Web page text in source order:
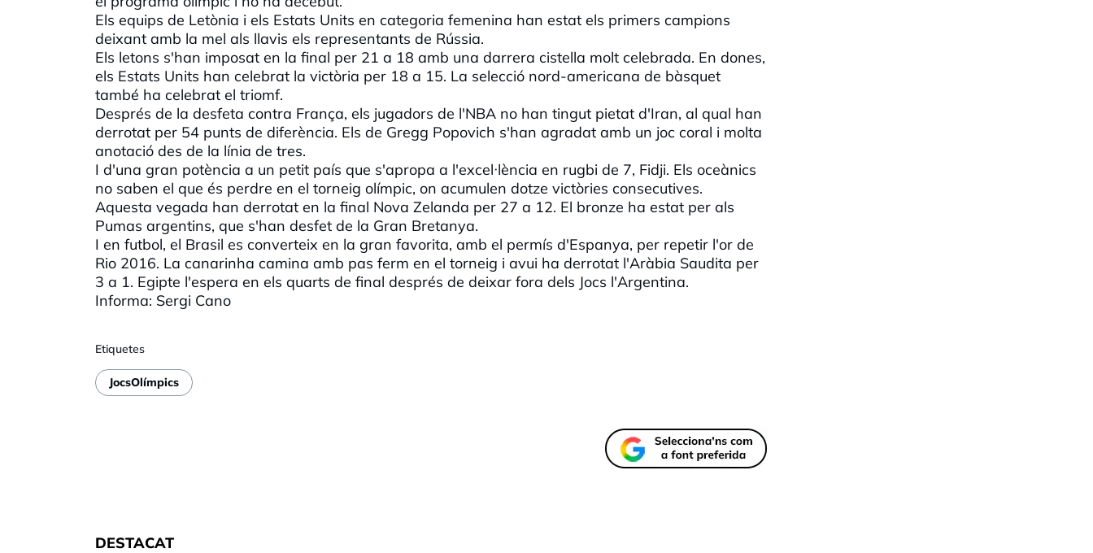
Els equips de Letònia i els Estats Units en categoria femenina han estat els primers campions
deixant amb la mel als llavis els representants de Rússia.
Els letons s'han imposat en la final per 21 a 18 amb una darrera cistella molt celebrada. En dones,
els Estats Units han celebrat la victòria per 18 a 15. La selecció nord-americana de bàsquet
també ha celebrat el triomf.
Després de la desfeta contra França, els jugadors de l'NBA no han tingut pietat d'Iran, al qual han
derrotat per 54 punts de diferència. Els de Gregg Popovich s'han agradat amb un joc coral i molta
anotació des de la línia de tres.
I d'una gran potència a un petit país que s'apropa a l'excel·lència en rugbi de 7, Fidji. Els oceànics
no saben el que és perdre en el torneig olímpic, on acumulen dotze victòries consecutives.
Aquesta vegada han derrotat en la final Nova Zelanda per 27 a 12. El bronze ha estat per als
Pumas argentins, que s'han desfet de la Gran Bretanya.
I en futbol, el Brasil es converteix en la gran favorita, amb el permís d'Espanya, per repetir l'or de
Rio 2016. La canarinha camina amb pas ferm en el torneig i avui ha derrotat l'Aràbia Saudita per
3 a 1. Egipte l'espera en els quarts de final després de deixar fora dels Jocs l'Argentina.
Informa: Sergi Cano
Etiquetes
JocsOlímpics
DESTACAT